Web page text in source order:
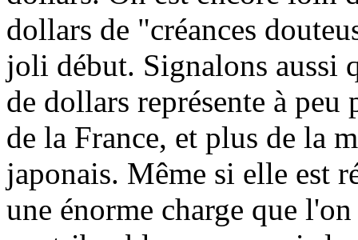
dollars de "créances
joli début. Signalons aussi
de dollars représente à
de la France, et plus de la
japonais. Même si elle est
une énorme charge que